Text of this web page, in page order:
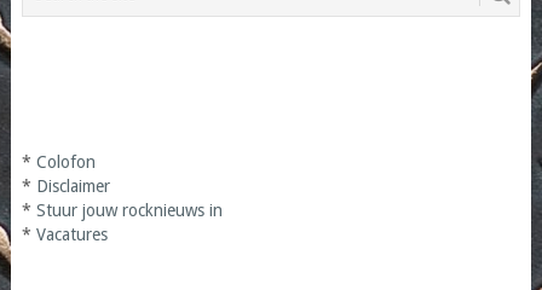
* Colofon
* Disclaimer
* Stuur jouw rocknieuws in
* Vacatures